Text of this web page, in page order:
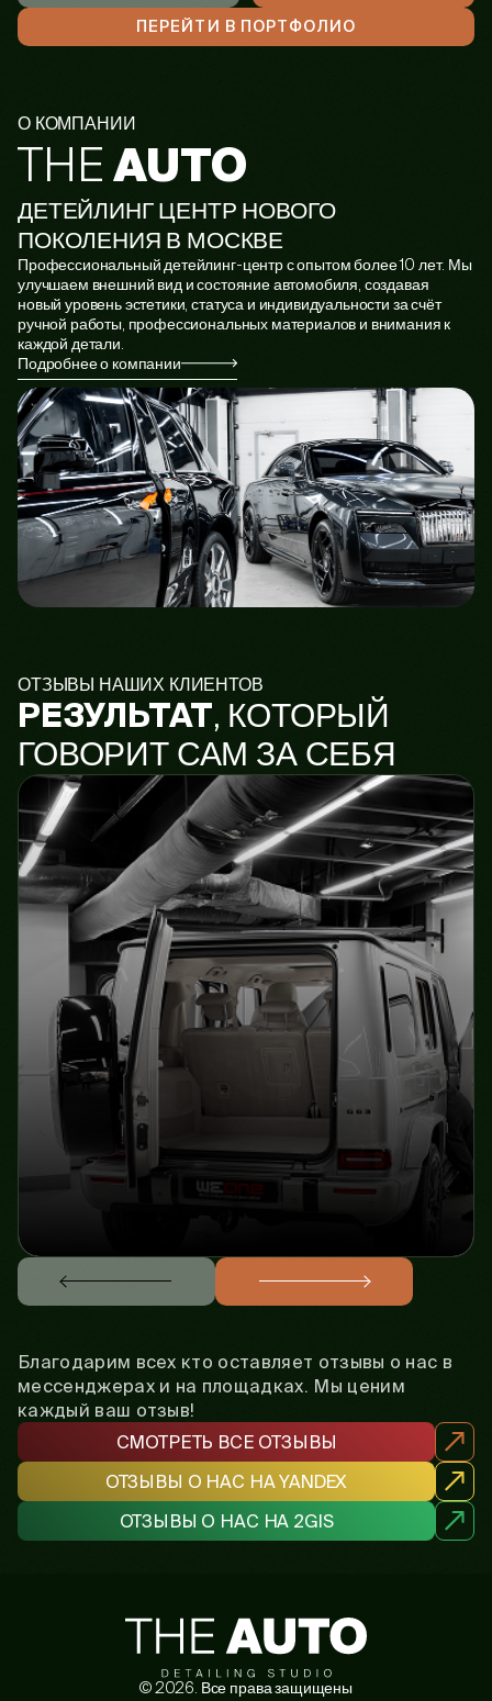
ПЕРЕЙТИ В ПОРТФОЛИО
О КОМПАНИИ
THEAUTO
ДЕТЕЙЛИНГ ЦЕНТР НОВОГО
ПОКОЛЕНИЯ В МОСКВЕ
Профессиональный детейлинг-центр с опытом более 10 лет. Мы
улучшаем внешний вид и состояние автомобиля, создавая
новый уровень эстетики, статуса и индивидуальности за счёт
ручной работы, профессиональных материалов и внимания к
каждой детали.
Подробнее о компании
ОТЗЫВЫ НАШИХ КЛИЕНТОВ
РЕЗУЛЬТАТ, КОТОРЫЙ
ГОВОРИТ САМ ЗА СЕБЯ
Благодарим всех кто оставляет отзывы о нас в
мессенджерах и на площадках. Мы ценим
каждый ваш отзыв!
СМОТРЕТЬ ВСЕ ОТЗЫВЫ
ОТЗЫВЫ О НАС НА YANDEX
ОТЗЫВЫ О НАС НА 2GIS
©2026. Все права защищены